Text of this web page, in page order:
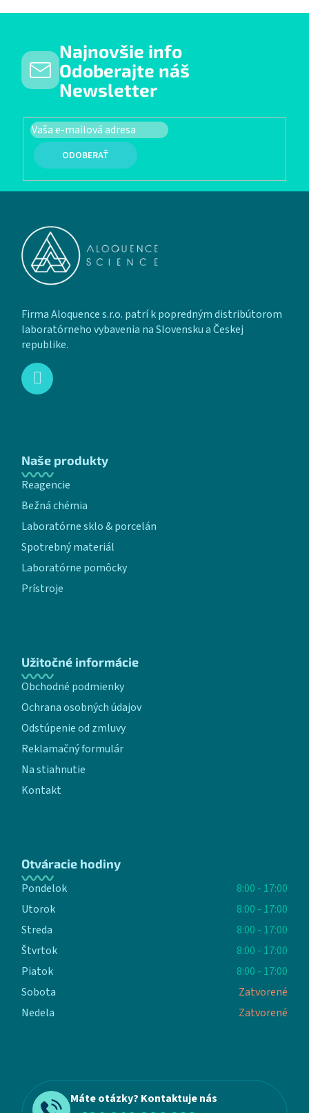
Najnovšie info
Odoberajte náš
Newsletter
PRIHLÁSIŤ SA
Firma Aloquence s.r.o. patrí k popredným distribútorom
laboratórneho vybavenia na Slovensku a Českej
republike.
Naše produkty
Reagencie
Bežná chémia
Laboratórne sklo & porcelán
Spotrebný materiál
Laboratórne pomôcky
Prístroje
Užitočné informácie
Obchodné podmienky
Ochrana osobných údajov
Odstúpenie od zmluvy
Reklamačný formulár
Na stiahnutie
Kontakt
Otváracie hodiny
Pondelok
8:00 - 17:00
Utorok
8:00 - 17:00
Streda
8:00 - 17:00
Štvrtok
8:00 - 17:00
Piatok
8:00 - 17:00
Sobota
Zatvorené
Nedela
Zatvorené
Máte otázky? Kontaktuje nás